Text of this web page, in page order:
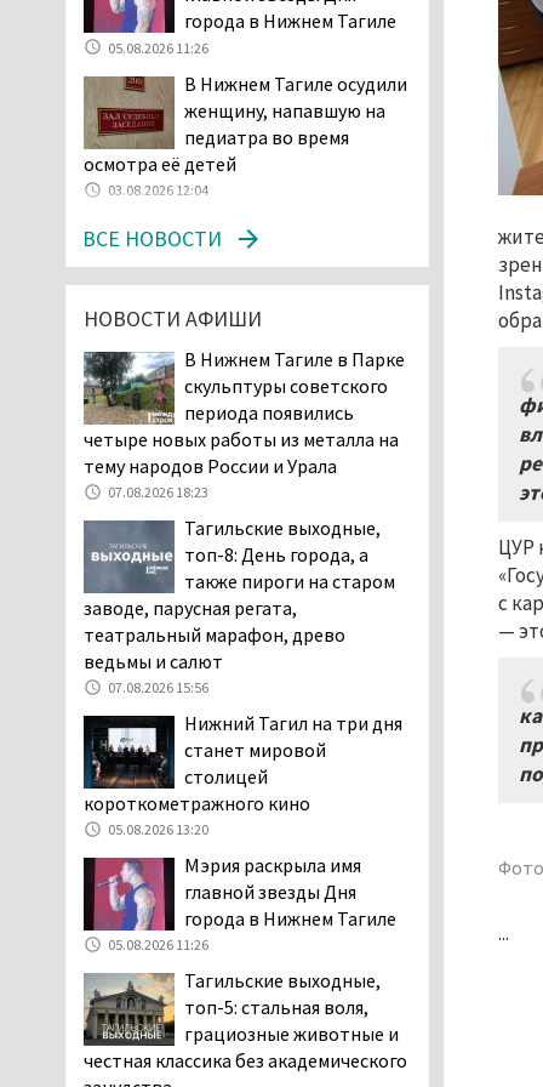
ЦУР
с
—
...
дорогу домой
06.08.2026 16:28
Прокуратура
Дзержинского района
Нижнего Тагила
возбудила административное дело в
отношении «Водоканала-НТ» из-за
отсутствия холодной воды
Двое детей пострадали
при сходе трамвая с
06.08.2026 14:25
Правительство РФ
разрешило производство
и продажу бензина класса
«Евро-2», в котором содержание
«Евро-5». Это опасно для здоровья и
повышает износ автомобиля
06.08.2026 13:53
В Детской городской
больнице № 3 Нижнего
Тагила опровергли
заявили, что их дочь в палате
покусала бельевая вошь
06.08.2026 13:02
В Нижнем Тагиле на три
электросамокаты
06.08.2026 11:41
«Я уверен, это бельевая
летней девочки
пожаловались на кровососущих
паразитов, которые искусали их
ребёнка в детской больнице
города в Нижнем Тагиле
05.08.2026 11:26
В Нижнем Тагиле осудили
женщину, напавшую на
педиатра во время
осмотра её детей
03.08.2026 12:04
ВСЕ НОВОСТИ
НОВОСТИ АФИШИ
В Нижнем Тагиле в Парке
скульптуры советского
периода появились
четыре новых работы из металла на
тему народов России и Урала
07.08.2026 18:23
Тагильские выходные,
топ-8: День города, а
также пироги на старом
заводе, парусная регата,
театральный марафон, древо
ведьмы и салют
07.08.2026 15:56
Нижний Тагил на три дня
станет мировой
столицей
короткометражного кино
05.08.2026 13:20
Мэрия раскрыла имя
главной звезды Дня
города в Нижнем Тагиле
05.08.2026 11:26
Тагильские выходные,
топ-5: стальная воля,
грациозные животные и
честная классика без академического